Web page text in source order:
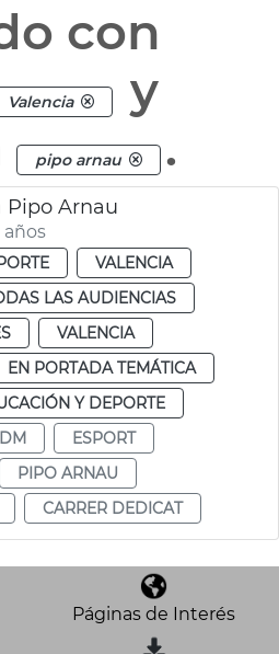
con
Valencia
y
pipo arnau .
Pipo Arnau
VALENCIA
LAS AUDIENCIAS
VALENCIA
EN PORTADA TEMÁTICA
Y DEPORTE
ESPORT
PIPO ARNAU
CARRER DEDICAT
Páginas de Interés